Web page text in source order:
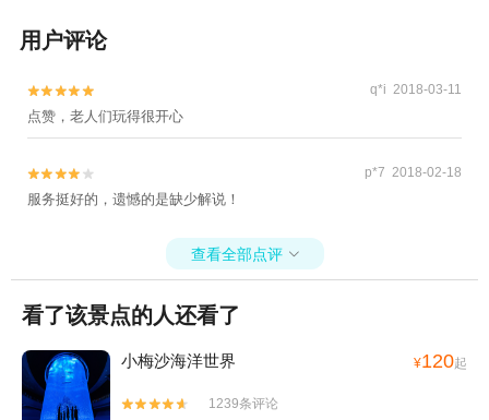
用户评论

 q*i 2018-03-11
点赞，老人们玩得很开心

 p*7 2018-02-18
服务挺好的，遗憾的是缺少解说！
查看全部点评 
看了该景点的人还看了
小梅沙海洋世界 ¥120起


1239条评论